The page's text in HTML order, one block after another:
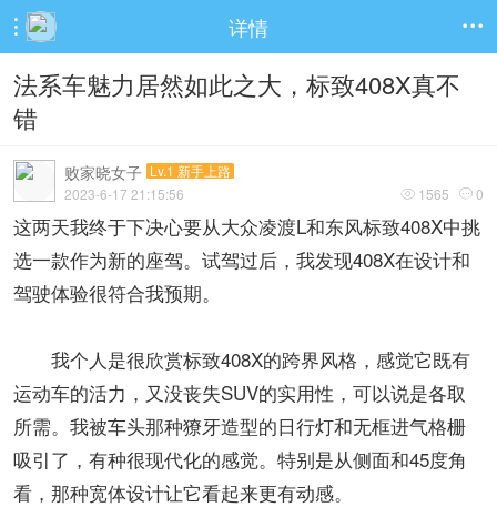
 详情 
法系车魅力居然如此之大，标致408X真不
错
败家晓女子 Lv.1 新手上路
 1565  0
2023-6-17 21:15:56
这两天我终于下决心要从大众凌渡L和东风标致408X中挑
选一款作为新的座驾。试驾过后，我发现408X在设计和
驾驶体验很符合我预期。
我个人是很欣赏标致408X的跨界风格，感觉它既有
运动车的活力，又没丧失SUV的实用性，可以说是各取
所需。我被车头那种獠牙造型的日行灯和无框进气格栅
吸引了，有种很现代化的感觉。特别是从侧面和45度角
看，那种宽体设计让它看起来更有动感。